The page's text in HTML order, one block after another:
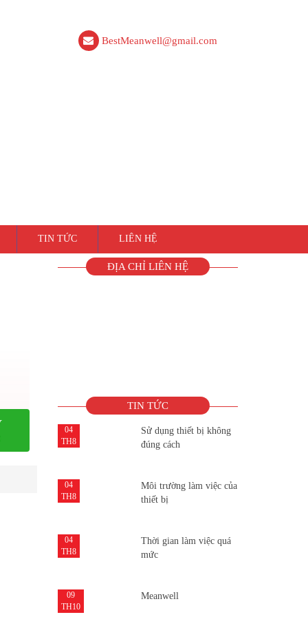
BestMeanwell@gmail.com
TIN TỨC LIÊN HỆ
ĐỊA CHỈ LIÊN HỆ
TIN TỨC
04
TH8
Sử dụng thiết bị không
đúng cách
04
TH8
Môi trường làm việc của
thiết bị
04
TH8
Thời gian làm việc quá
mức
09
TH10
Meanwell